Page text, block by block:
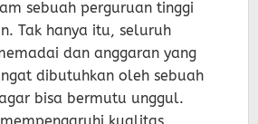
sebuah perguruan tinggi
Tak hanya itu, seluruh
dan anggaran yang
dibutuhkan oleh sebuah
bisa bermutu unggul.